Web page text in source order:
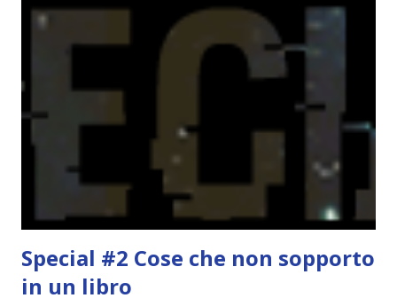
spaziare con i generi letterari e non limitarmi al fantasy.
Per farvi un esempio nel 2015 mi sembra di aver letto
troppi libri impegnativi e davvero pochi libri "leggeri", il
che non è sempre un bene. Credo che sia stata la principale
causa per il mio calo di letture. Comunque, ogni mese -
nessun giorno fisso, però - pubblicherò questo post.
Spero che la rubrica sia di vostro gradimento. GENNAIO
TBR+OBIETTIVI Questa è la mia tbr del mese...
Special #2 Cose che non sopporto
in un libro